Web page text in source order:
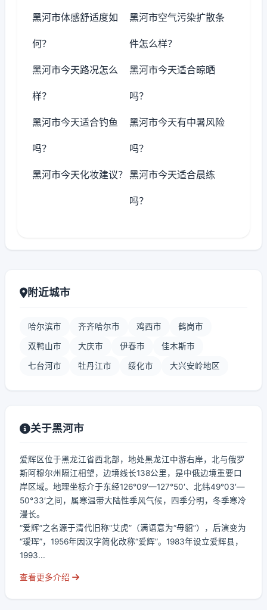
黑河市体感舒适度如
何？
黑河市空气污染扩散条
件怎么样？
黑河市今天路况怎么
样？
黑河市今天适合晾晒
吗？
黑河市今天适合钓鱼
吗？
黑河市今天有中暑风险
吗？
黑河市今天化妆建议？ 黑河市今天适合晨练
吗？
附近城市
哈尔滨市 齐齐哈尔市 鸡西市 鹤岗市
双鸭山市 大庆市 伊春市 佳木斯市
七台河市 牡丹江市 绥化市 大兴安岭地区
关于黑河市
爱辉区位于黑龙江省西北部，地处黑龙江中游右岸，北与俄罗
斯阿穆尔州隔江相望，边境线长138公里，是中俄边境重要口
岸区域。地理坐标介于东经126°09′—127°50′、北纬49°03′—
50°33′之间，属寒温带大陆性季风气候，四季分明，冬季寒冷
漫长。
“爱辉”之名源于清代旧称“艾虎”（满语意为“母貂”），后演变为
“瑷珲”，1956年因汉字简化改称“爱辉”。1983年设立爱辉县，
1993...
查看更多介绍